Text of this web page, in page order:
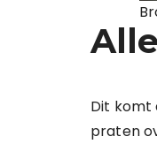
Dit komt
praten